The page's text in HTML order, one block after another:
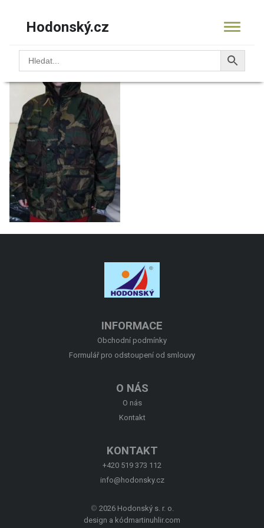
Hodonský.cz
14.9918fbundovesta
INFORMACE
Obchodní podmínky
Formulář pro odstoupení od smlouvy
O NÁS
O nás
Kontakt
KONTAKT
+420 519 373 112
info@hodonsky.cz
© 2026 Hodonský s. r. o.
design a kód martinuhlir.com